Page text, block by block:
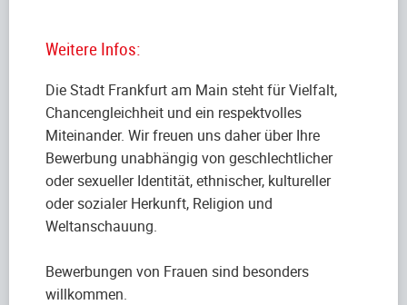
Weitere Infos:
Die Stadt Frankfurt am Main steht für Vielfalt,
Chancengleichheit und ein respektvolles
Miteinander. Wir freuen uns daher über Ihre
Bewerbung unabhängig von geschlechtlicher
oder sexueller Identität, ethnischer, kultureller
oder sozialer Herkunft, Religion und
Weltanschauung.
Bewerbungen von Frauen sind besonders
willkommen.